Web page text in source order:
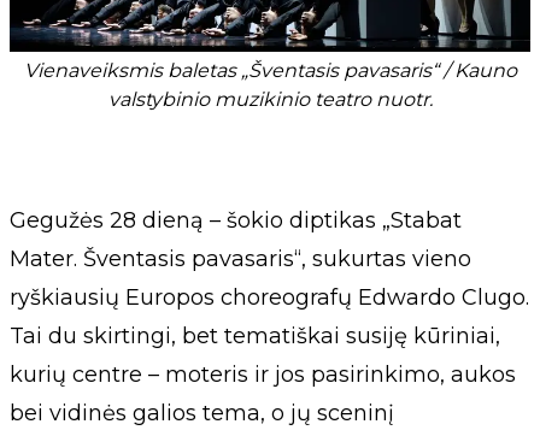
Vienaveiksmis baletas „Šventasis pavasaris“ / Kauno
valstybinio muzikinio teatro nuotr.
Gegužės 28 dieną – šokio diptikas „Stabat
Mater. Šventasis pavasaris“, sukurtas vieno
ryškiausių Europos choreografų Edwardo Clugo.
Tai du skirtingi, bet tematiškai susiję kūriniai,
kurių centre – moteris ir jos pasirinkimo, aukos
bei vidinės galios tema, o jų sceninį